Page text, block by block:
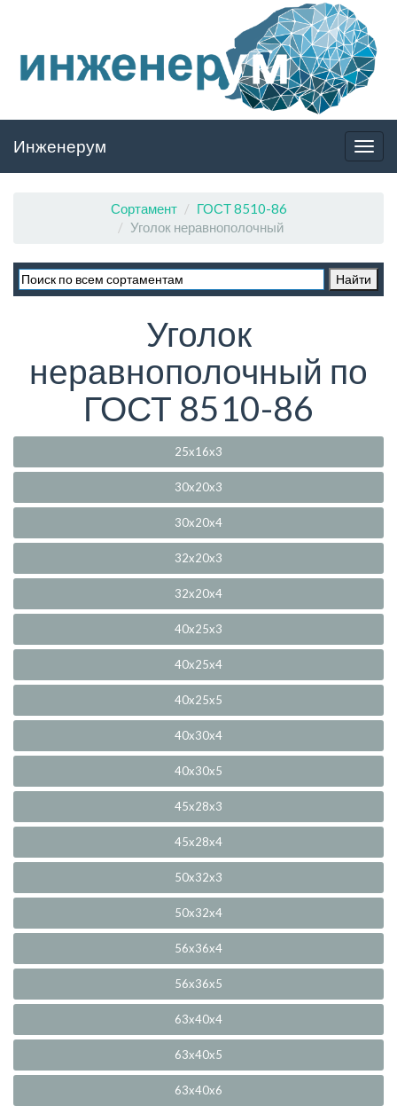
Инженерум
Сортамент
ГОСТ 8510-86
Уголок неравнополочный
Уголок
неравнополочный по
ГОСТ 8510-86
25x16x3
30x20x3
30x20x4
32x20x3
32x20x4
40x25x3
40x25x4
40x25x5
40x30x4
40x30x5
45x28x3
45x28x4
50x32x3
50x32x4
56x36x4
56x36x5
63x40x4
63x40x5
63x40x6